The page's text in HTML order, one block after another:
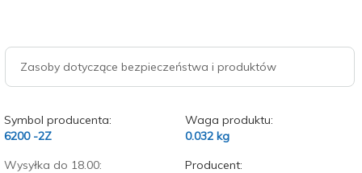
Zasoby dotyczące bezpieczeństwa i produktów
Symbol producenta:
6200 -2Z
Waga produktu:
0.032 kg
Wysyłka do 18.00:
Producent: